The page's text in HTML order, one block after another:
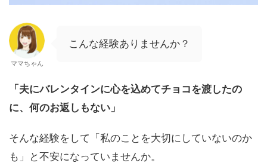
ママちゃん
こんな経験ありませんか？
「夫にバレンタインに心を込めてチョコを渡したの
に、何のお返しもない」
そんな経験をして「私のことを大切にしていないのか
も」と不安になっていませんか。